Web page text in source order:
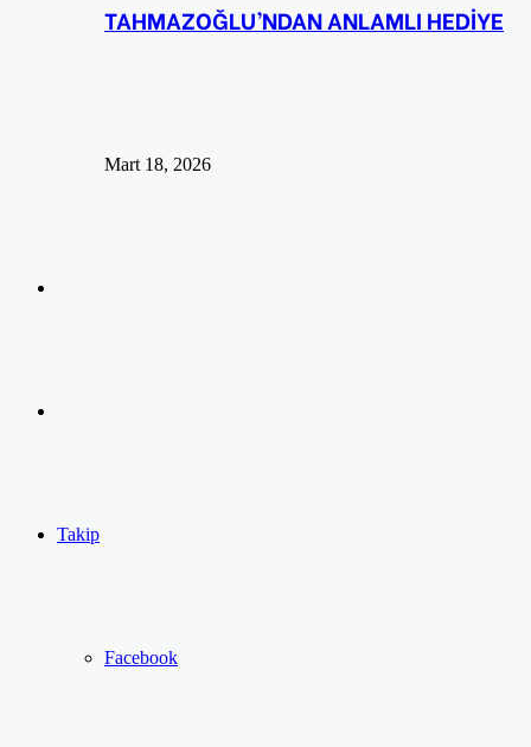
TAHMAZOĞLU’NDAN ANLAMLI HEDİYE
Mart 18, 2026
...
Ol
Takip
Facebook